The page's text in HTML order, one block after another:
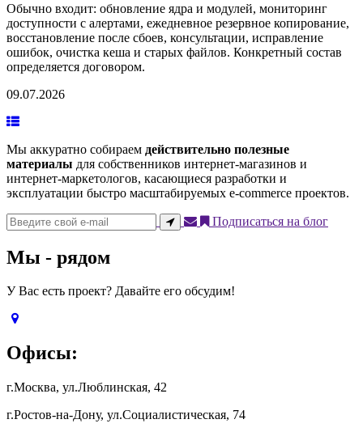
Обычно входит: обновление ядра и модулей, мониторинг
доступности с алертами, ежедневное резервное копирование,
восстановление после сбоев, консультации, исправление
ошибок, очистка кеша и старых файлов. Конкретный состав
определяется договором.
09.07.2026
Мы аккуратно собираем действительно полезные
материалы для собственников интернет-магазинов и
интернет-маркетологов, касающиеся разработки и
эксплуатации быстро масштабируемых e-commerce проектов.
Подписаться на блог
Мы - рядом
У Вас есть проект? Давайте его обсудим!
Офисы:
г.Москва, ул.Люблинская, 42
г.Ростов-на-Дону, ул.Социалистическая, 74